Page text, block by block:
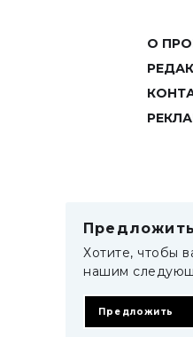
О
Хотите, чтобы
нашим
Предложить